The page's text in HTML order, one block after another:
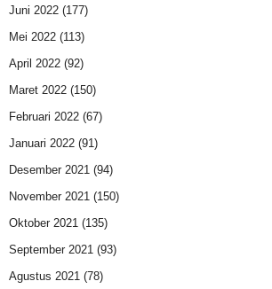
Juni 2022 (177)
Mei 2022 (113)
April 2022 (92)
Maret 2022 (150)
Februari 2022 (67)
Januari 2022 (91)
Desember 2021 (94)
November 2021 (150)
Oktober 2021 (135)
September 2021 (93)
Agustus 2021 (78)